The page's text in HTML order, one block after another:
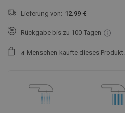
Lieferung von: 12.99 €
Rückgabe bis zu 100 Tagen
4 Menschen kaufte dieses Produkt.